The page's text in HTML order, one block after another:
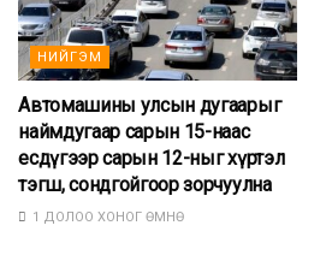
НИЙГЭМ
Автомашины улсын дугаарыг
наймдугаар сарын 15-наас
есдүгээр сарын 12-ныг хүртэл
тэгш, сондгойгоор зорчуулна
1 ДОЛОО ХОНОГ ӨМНӨ